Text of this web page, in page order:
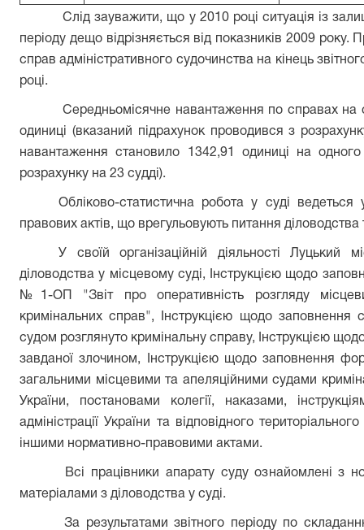
Слід зауважити, що у 2010 році ситуація із
періоду дещо відрізняється від показників 2009
справ адміністративного судочинства на кінець
році.
Середньомісячне навантаження по справах
одиниці (вказаний підрахунок проводився з
навантаження становило 1342,91 одиниці на
розрахунку на 23 судді).
Обліково-статистична робота у суді
правових актів, що врегульовують питання діловодства
У своїй організаційній діяльності Луцький
діловодства у місцевому суді, Інструкцією щодо
№1-ОП "Звіт про оперативність розгляду
кримінальних справ", Інструкцією щодо заповнення
судом розглянуто кримінальну справу, Інструкцією
завданої злочином, Інструкцією щодо заповнення
загальними місцевими та апеляційними судами
України, постановами колегії, наказами,
адміністрації України та відповідного
іншими нормативно-правовими актами.
Всі працівники апарату суду ознайомлені з
матеріалами з діловодства у суді.
За результатами звітного періоду по